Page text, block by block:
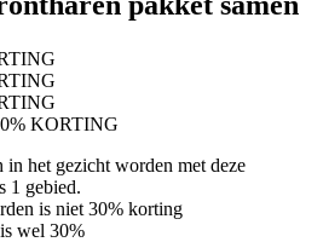
KORTING
in het gezicht worden met deze
1 gebied.
is niet 30% korting
wel 30%